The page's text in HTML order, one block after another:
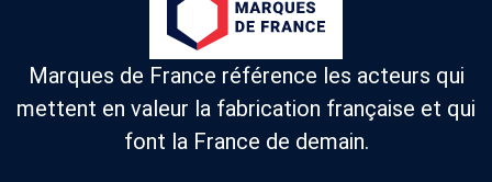
Marques de France référence les acteurs qui
mettent en valeur la fabrication française et qui
font la France de demain.